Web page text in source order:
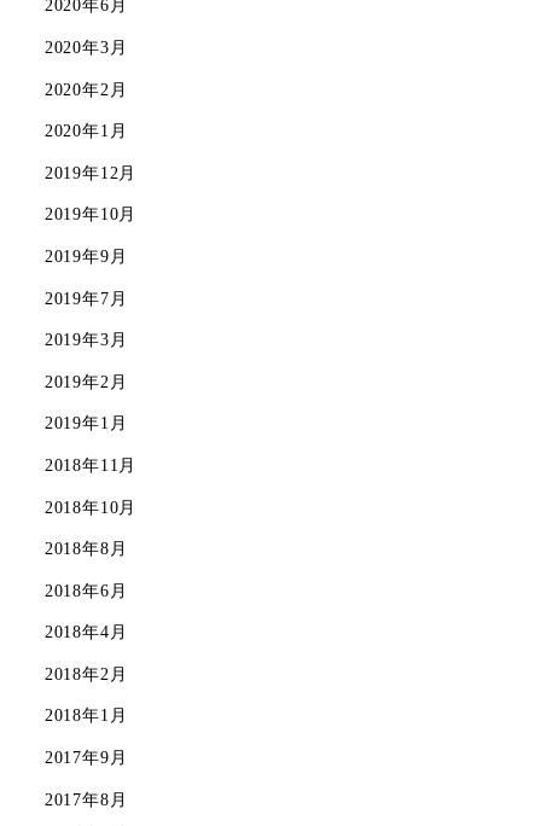
2020年6月
2020年3月
2020年2月
2020年1月
2019年12月
2019年10月
2019年9月
2019年7月
2019年3月
2019年2月
2019年1月
2018年11月
2018年10月
2018年8月
2018年6月
2018年4月
2018年2月
2018年1月
2017年9月
2017年8月